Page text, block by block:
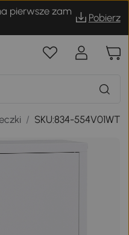
pierwsze zam
Pobierz
/ SKU:834-554V01WT